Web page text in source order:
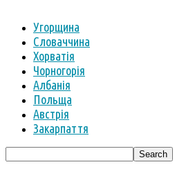
Угорщина
Словаччина
Хорватія
Чорногорія
Албанія
Польща
Австрія
Закарпаття